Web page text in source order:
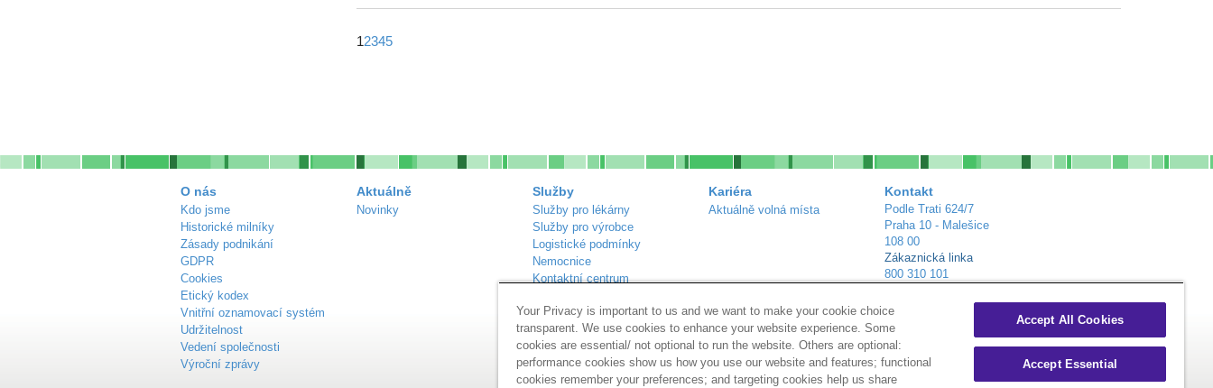
12345
O nás
Kdo jsme
Historické milníky
Zásady podnikání
GDPR
Cookies
Etický kodex
Vnitřní oznamovací systém
Udržitelnost
Vedení společnosti
Výroční zprávy
Aktuálně
Novinky
Služby
Služby pro lékárny
Služby pro výrobce
Logistické podmínky
Nemocnice
Kontaktní centrum
Inzerce lékáren
Kariéra
Aktuálně volná místa
Kontakt
Podle Trati 624/7
Praha 10 - Malešice
108 00
Zákaznická linka
800 310 101
+ Distribuční centra
Your Privacy is important to us and we want to make your cookie choice
transparent. We use cookies to enhance your website experience. Some
cookies are essential/ not optional to run the website. Others are optional:
performance cookies show us how you use our website and features; functional
cookies remember your preferences; and targeting cookies help us share
Accept All Cookies
Accept Essential